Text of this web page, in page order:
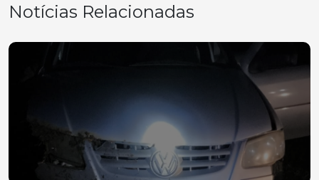
Notícias Relacionadas